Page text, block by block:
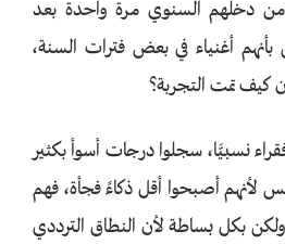
في المنطقة 60٪ من دخلهم السنوي مرة واحدة بعد
بأنهم أغنياء في بعض فترات السنة،
كيف تمت التجربة؟
نسبيَّا، سجلوا درجات أسوأ بكثير
لأنهم أصبحوا أقل ذكاءً فجأة، فهم
بكل بساطة لأن النطاق الترددي